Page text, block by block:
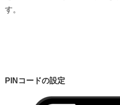
す。
PINコードの設定